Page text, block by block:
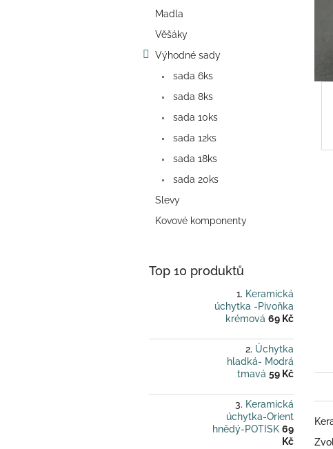
Madla
Věšáky
Výhodné sady
sada 6ks
sada 8ks
sada 10ks
sada 12ks
sada 18ks
sada 20ks
Slevy
Kovové komponenty
Top 10 produktů
Keramická
úchytka -Pivoňka
krémová 69 Kč
Úchytka
hladká- Modrá
tmavá 59 Kč
Keramická
úchytka-Orient
hnědý-POTISK 69
Kč